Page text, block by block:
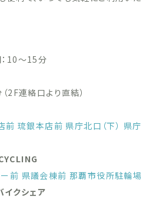
10〜15分
連絡口より直結）
前 琉銀本店前 県庁北口（下） 県庁
前 県議会棟前 那覇市役所駐輪場
イクシェア